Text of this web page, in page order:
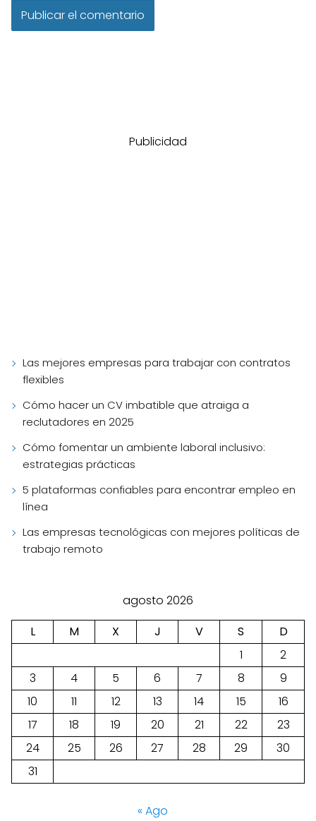
Publicidad
Las mejores empresas para trabajar con contratos
flexibles
Cómo hacer un CV imbatible que atraiga a
reclutadores en 2025
Cómo fomentar un ambiente laboral inclusivo:
estrategias prácticas
5 plataformas confiables para encontrar empleo en
línea
Las empresas tecnológicas con mejores políticas de
trabajo remoto
agosto 2026
L
M X J V S
D
1
2
3
4 5 6 7 8
9
10
11 12 13 14 15
16
17
18 19 20 21 22
23
24
25 26 27 28 29
30
31
« Ago